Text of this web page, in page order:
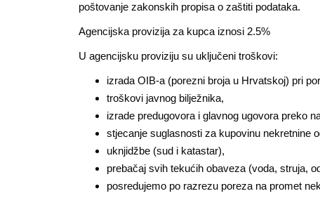
poštovanje zakonskih propisa o zaštiti podataka.
Agencijska provizija za kupca iznosi 2.5%
U agencijsku proviziju su uključeni troškovi:
izrada OIB-a (porezni broja u Hrvatskoj) pri
troškovi javnog bilježnika,
izrade predugovora i glavnog ugovora preko
stjecanje suglasnosti za kupovinu nekretnine
uknjidžbe (sud i katastar),
prebačaj svih tekućih obaveza (voda, struja,
posredujemo po razrezu poreza na promet